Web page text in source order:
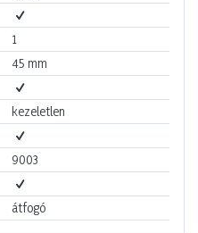
1
45 mm
kezeletlen
9003
átfogó